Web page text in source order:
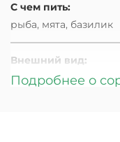
С чем пить:
рыба, мята, базилик
Внешний вид:
Цвет настоя от
Подробнее о